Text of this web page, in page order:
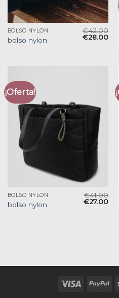
BOLSO NYLON
bolso nylon
€42.00
€28.00
¡Oferta!
BOLSO NYLON
bolso nylon
€41.00
€27.00